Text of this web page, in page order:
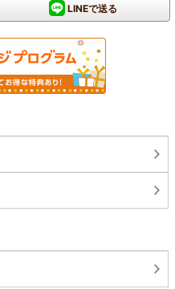
LINEで送る